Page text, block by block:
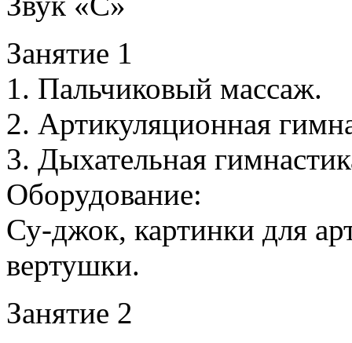
Занятие 1
1. Пальчиковый массаж.
2. Артикуляционная
3. Дыхательная
Оборудование:
Су-джок, картинки для
вертушки.
Занятие 2